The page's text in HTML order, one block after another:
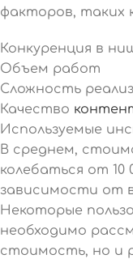
факторов, таких
Конкуренция в
Объем работ
Сложность
Качество
Используемые
В среднем,
колебаться от 10
зависимости от
Некоторые
необходимо
стоимость, но и